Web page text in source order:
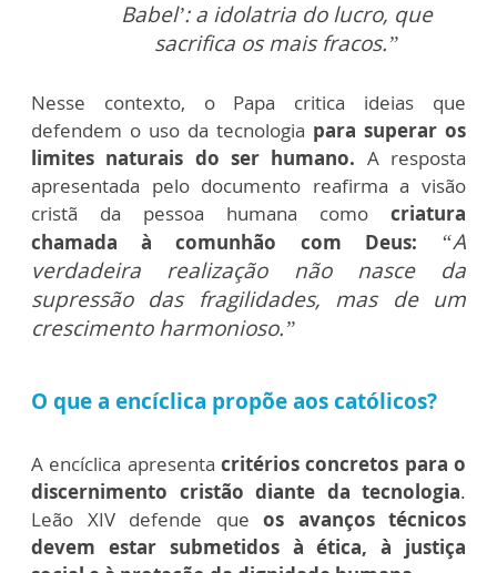
Babel’: a idolatria do lucro, que
sacrifica os mais fracos.”
Nesse contexto, o Papa critica ideias que
defendem o uso da tecnologia para superar os
limites naturais do ser humano. A resposta
apresentada pelo documento reafirma a visão
cristã da pessoa humana como criatura
chamada à comunhão com Deus:
“A
verdadeira realização não nasce da
supressão das fragilidades, mas de um
crescimento harmonioso.”
O que a encíclica propõe aos católicos?
A encíclica apresenta critérios concretos para o
discernimento cristão diante da tecnologia.
Leão XIV defende que os avanços técnicos
devem estar submetidos à ética, à justiça